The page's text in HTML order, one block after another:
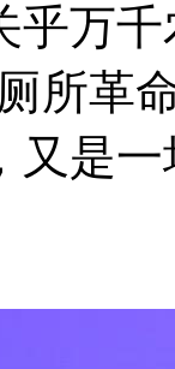
乎万
所革
又是